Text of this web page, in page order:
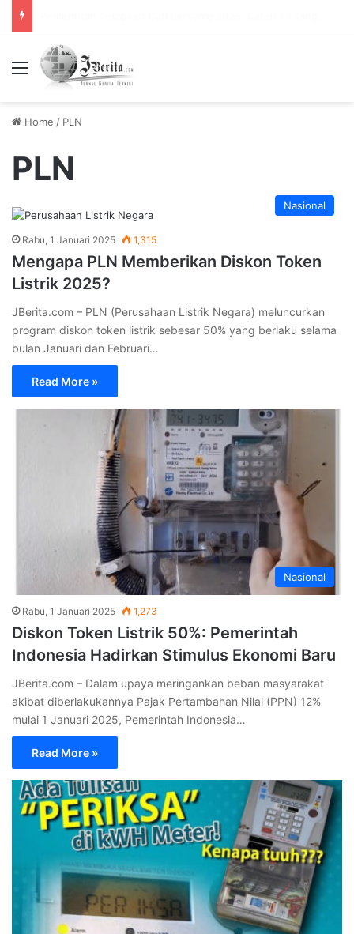
Menu
Home / PLN
PLN
Nasional
Rabu, 1 Januari 2025 1,315
Mengapa PLN Memberikan Diskon Token
Listrik 2025?
JBerita.com – PLN (Perusahaan Listrik Negara) meluncurkan
program diskon token listrik sebesar 50% yang berlaku selama
bulan Januari dan Februari…
Read More »
Nasional
Rabu, 1 Januari 2025 1,273
Diskon Token Listrik 50%: Pemerintah
Indonesia Hadirkan Stimulus Ekonomi Baru
JBerita.com – Dalam upaya meringankan beban masyarakat
akibat diberlakukannya Pajak Pertambahan Nilai (PPN) 12%
mulai 1 Januari 2025, Pemerintah Indonesia…
Read More »